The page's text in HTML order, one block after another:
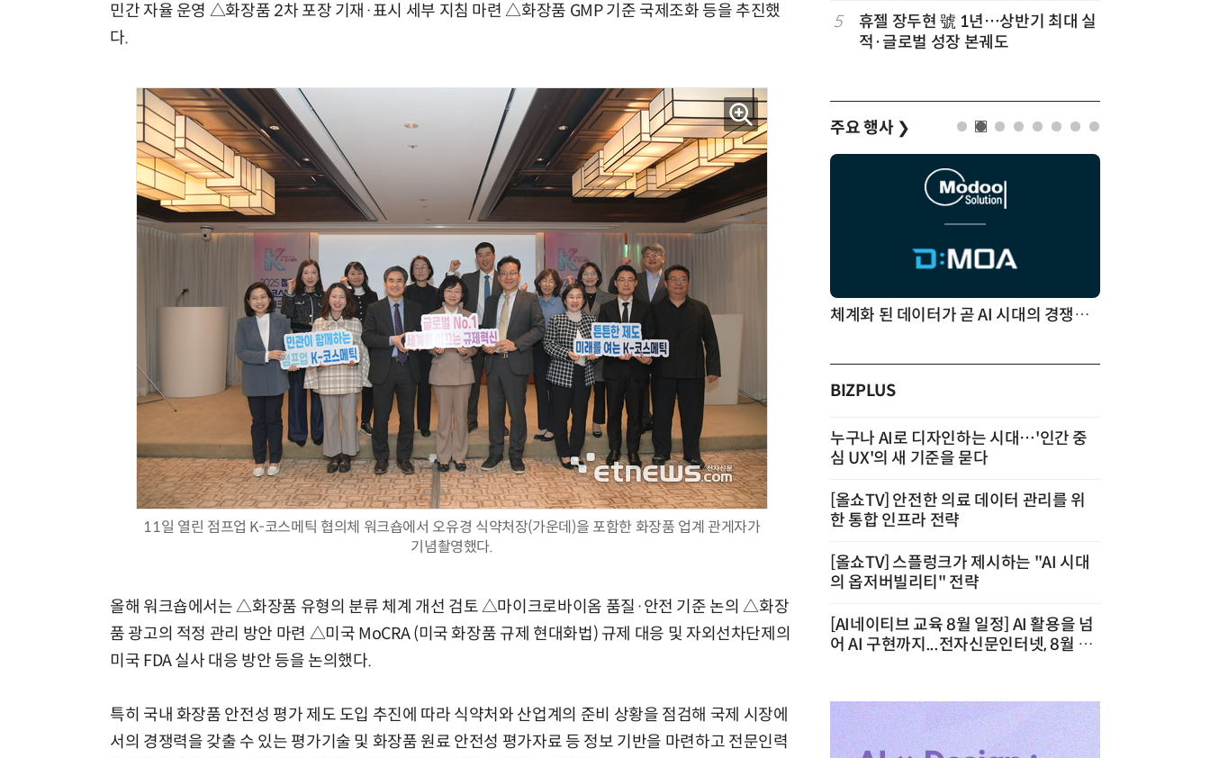
민간 자율 운영 △화장품 2차 포장 기재·표시 세부 지침 마련 △화장품 GMP 기준 국제조화 등을 추진했
다.
11일 열린 점프업 K-코스메틱 협의체 워크숍에서 오유경 식약처장(가운데)을 포함한 화장품 업계 관게자가
기념촬영했다.
올해 워크숍에서는 △화장품 유형의 분류 체계 개선 검토 △마이크로바이옴 품질·안전 기준 논의 △화장
품 광고의 적정 관리 방안 마련 △미국 MoCRA (미국 화장품 규제 현대화법) 규제 대응 및 자외선차단제의
미국 FDA 실사 대응 방안 등을 논의했다.
특히 국내 화장품 안전성 평가 제도 도입 추진에 따라 식약처와 산업계의 준비 상황을 점검해 국제 시장에
서의 경쟁력을 갖출 수 있는 평가기술 및 화장품 원료 안전성 평가자료 등 정보 기반을 마련하고 전문인력
10 다누리, 스페이스X 팰컨9 달 충돌 전
5
휴젤 장두현 號 1년…상반기 최대 실
적·글로벌 성장 본궤도
주요 행사 ❯
AI Native Enterprise를 지원하는 AI Ready Data 플랫폼 활용 전략 체계화 된 데이터가 곧 AI 시대의 경쟁력이다
BIZPLUS
누구나 AI로 디자인하는 시대…'인간 중
심 UX'의 새 기준을 묻다
[올쇼TV] 안전한 의료 데이터 관리를 위
한 통합 인프라 전략
[올쇼TV] 스플렁크가 제시하는 "AI 시대
의 옵저버빌리티" 전략
[AI네이티브 교육 8월 일정] AI 활용을 넘
어 AI 구현까지...전자신문인터넷, 8월 실